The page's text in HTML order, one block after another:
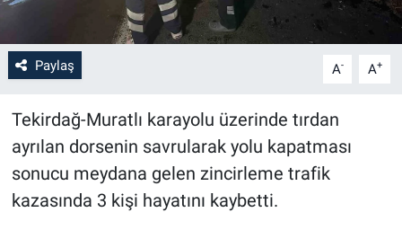
Paylaş A- A+
Tekirdağ-Muratlı karayolu üzerinde tırdan
ayrılan dorsenin savrularak yolu kapatması
sonucu meydana gelen zincirleme trafik
kazasında 3 kişi hayatını kaybetti.